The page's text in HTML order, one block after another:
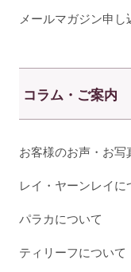
メールマガジン申し
コラム・ご案内
お客様のお声・お写
レイ・ヤーンレイに
パラカについて
ティリーフについて